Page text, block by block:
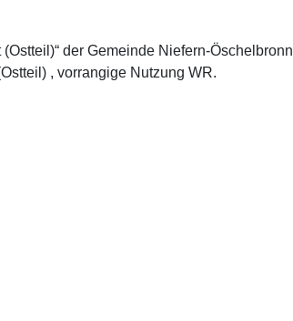
der Gemeinde Niefern-Öschelbronn
, vorrangige Nutzung WR.